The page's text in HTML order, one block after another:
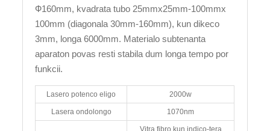
Ф160mm, kvadrata tubo 25mmx25mm-100mmx
100mm (diagonala 30mm-160mm), kun dikeco
3mm, longa 6000mm. Materialo subtenanta
aparaton povas resti stabila dum longa tempo por
funkcii.
Lasero potenco eligo 2000w
Lasera ondolongo 1070nm